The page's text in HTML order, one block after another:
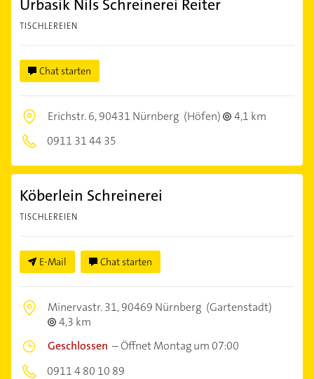
Urbasik Nils Schreinerei Reiter
TISCHLEREIEN
Chat starten
Erichstr. 6,90431 Nürnberg (Höfen)
4,1 km
0911 31 44 35
Köberlein Schreinerei
TISCHLEREIEN
E-Mail Chat starten
Minervastr. 31,90469 Nürnberg (Gartenstadt)
4,3 km
Geschlossen –Öffnet Montag um 07:00
0911 4 80 10 89